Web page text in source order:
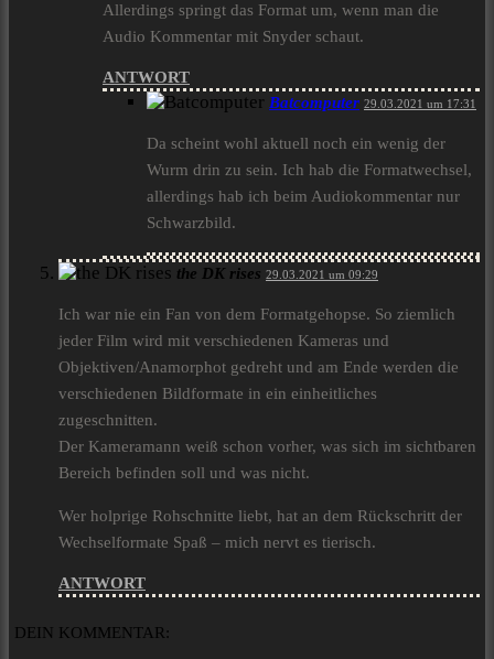
Allerdings springt das Format um, wenn man die
Audio Kommentar mit Snyder schaut.
ANTWORT
Batcomputer 29.03.2021 um 17:31
Da scheint wohl aktuell noch ein wenig der
Wurm drin zu sein. Ich hab die Formatwechsel,
allerdings hab ich beim Audiokommentar nur
Schwarzbild.
the DK rises 29.03.2021 um 09:29
Ich war nie ein Fan von dem Formatgehopse. So ziemlich
jeder Film wird mit verschiedenen Kameras und
Objektiven/Anamorphot gedreht und am Ende werden die
verschiedenen Bildformate in ein einheitliches
zugeschnitten.
Der Kameramann weiß schon vorher, was sich im sichtbaren
Bereich befinden soll und was nicht.
Wer holprige Rohschnitte liebt, hat an dem Rückschritt der
Wechselformate Spaß – mich nervt es tierisch.
ANTWORT
DEIN KOMMENTAR: